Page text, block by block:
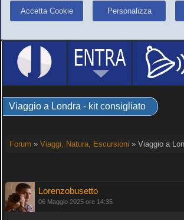
Accetta Cookie Personalizza
Viaggio a Londra - kit consigliato
Forum » Viaggi, Natura, Escursioni » Viaggio a
Lorenzobusetto
06 Maggio 2025 ore 14:35